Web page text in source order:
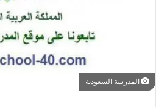
المدرسة السعودية